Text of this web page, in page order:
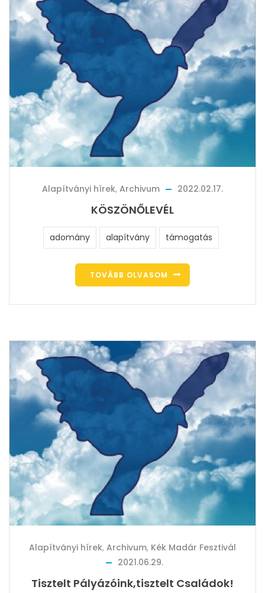
Alapítványi hírek, Archivum 2022.02.17.
KÖSZÖNŐLEVÉL
adomány alapítvány támogatás
TOVÁBB OLVASOM
Alapítványi hírek, Archivum, Kék Madár Fesztivál
2021.06.29.
Tisztelt Pályázóink,tisztelt Családok!